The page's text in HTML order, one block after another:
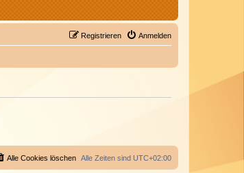
Anmelden
Registrieren
Alle Zeiten sind UTC+02:00
Alle Cookies löschen